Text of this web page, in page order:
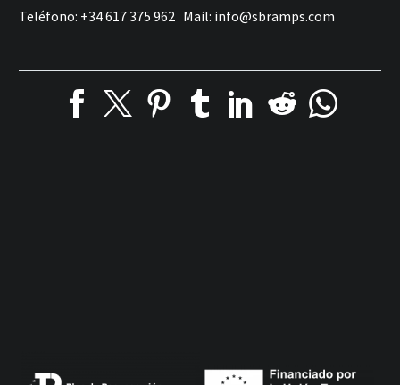
Teléfono: +34 617 375 962 Mail: info@sbramps.com